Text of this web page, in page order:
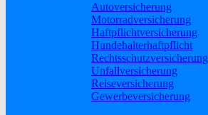
Autoversicherung
Motorradversicherung
Haftpflichtversicherung
Hundehalterhaftpflicht
Rechtsschutzversicherung
Unfallversicherung
Reiseversicherung
Gewerbeversicherung